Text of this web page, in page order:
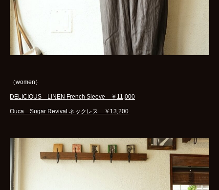
（women）
DELICIOUS LINEN French Sleeve ￥11,000
Ouca Sugar Revival ネックレス ￥13,200